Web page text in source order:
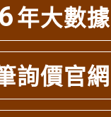
年大數據
詢價官網